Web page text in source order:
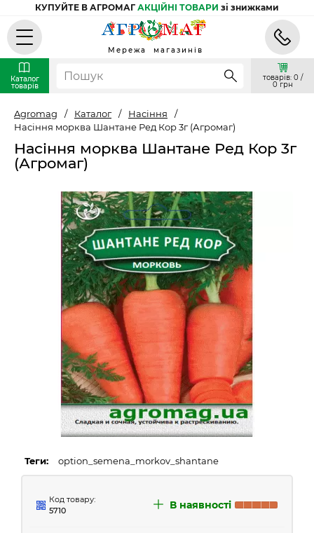
КУПУЙТЕ В АГРОМАГ АКЦІЙНІ ТОВАРИ зі знижками
Мережа магазинів
Каталог
товарів
товарів: 0 /
0 грн
Agromag / Каталог / Насіння
/
Насіння морква Шантане Ред Кор 3г (Агромаг)
Насіння морква Шантане Ред Кор 3г
(Агромаг)
Теги: option_semena_morkov_shantane
Код товару:
5710
В наявності